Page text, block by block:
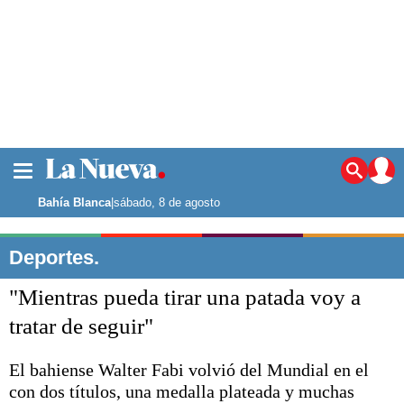
Noticias
La ciudad
Punta Alta
El mundo
Deportes
Escenario Olímpico
Liga del Sur
Bahía Blanca|sábado, 8 de agosto
Deportes.
"Mientras pueda tirar una patada voy a
tratar de seguir"
El bahiense Walter Fabi volvió del Mundial en el
con dos títulos, una medalla plateada y muchas